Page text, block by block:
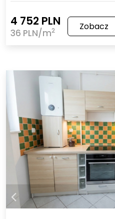
4 752 PLN
36 PLN/m2 Zobacz